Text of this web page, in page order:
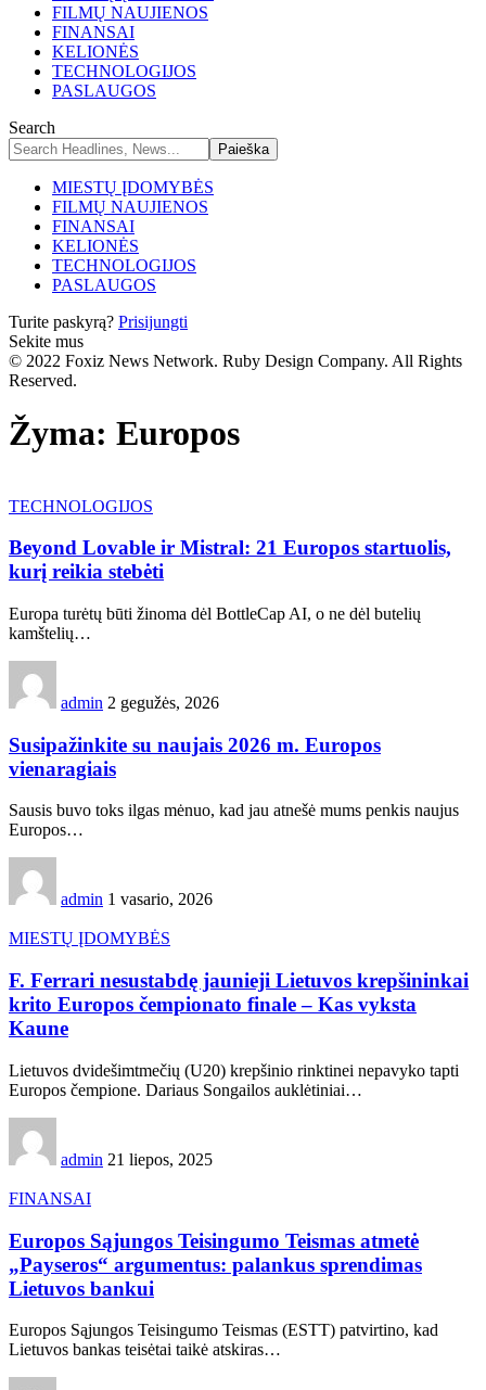
FILMŲ NAUJIENOS
FINANSAI
KELIONĖS
TECHNOLOGIJOS
PASLAUGOS
Search
MIESTŲ ĮDOMYBĖS
FILMŲ NAUJIENOS
FINANSAI
KELIONĖS
TECHNOLOGIJOS
PASLAUGOS
Turite paskyrą? Prisijungti
Sekite mus
© 2022 Foxiz News Network. Ruby Design Company. All Rights
Reserved.
Žyma: Europos
TECHNOLOGIJOS
Beyond Lovable ir Mistral: 21 Europos startuolis,
kurį reikia stebėti
Europa turėtų būti žinoma dėl BottleCap AI, o ne dėl butelių
kamštelių…
admin 2 gegužės, 2026
Susipažinkite su naujais 2026 m. Europos
vienaragiais
Sausis buvo toks ilgas mėnuo, kad jau atnešė mums penkis naujus
Europos…
admin 1 vasario, 2026
MIESTŲ ĮDOMYBĖS
F. Ferrari nesustabdę jaunieji Lietuvos krepšininkai
krito Europos čempionato finale – Kas vyksta
Kaune
Lietuvos dvidešimtmečių (U20) krepšinio rinktinei nepavyko tapti
Europos čempione. Dariaus Songailos auklėtiniai…
admin 21 liepos, 2025
FINANSAI
Europos Sąjungos Teisingumo Teismas atmetė
„Payseros“ argumentus: palankus sprendimas
Lietuvos bankui
Europos Sąjungos Teisingumo Teismas (ESTT) patvirtino, kad
Lietuvos bankas teisėtai taikė atskiras…